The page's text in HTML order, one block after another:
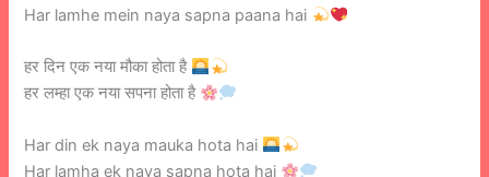
Har lamhe mein naya sapna paana hai
हर दिन एक नया मौका होता है
हर लम्हा एक नया सपना होता है
Har din ek naya mauka hota hai
Har lamha ek naya sapna hota hai